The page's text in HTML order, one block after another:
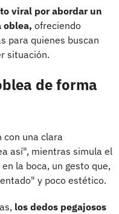
viral por abordar un
oblea, ofreciendo
para quienes buscan
situación.
de forma
con una clara
así", mientras simula el
la boca, un gesto que,
y poco estético.
los dedos pegajosos